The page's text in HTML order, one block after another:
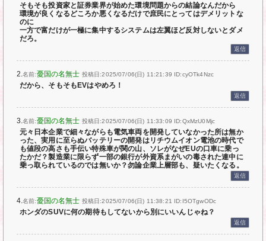
そもそも投資家と証券業界が始めた環境問題からの結論なんだから
環境が良くなるどころか悪くなるだけで庶民にとってはデメリットな
のに
一方で富だけが一極に集中するシステムは左翼ほど反対しないとダメ
だろ。
返信
2.名前:憂国の名無士 投稿日:2025/07/06(日) 11:21:39 ID:cyOTk4Nzc
だから、そもそもEVはやめろ！
返信
3.名前:憂国の名無士 投稿日:2025/07/06(日) 11:33:09 ID:QxMzU0Mjc
元々日本企業で細々ながらも電気車両を開発していなかった所は無か
った、実用に至らぬバッテリーの開発はリチウムイオン電池の時代で
も値段の高さも手伝い特殊車が関の山、ソレがなぜEUの口車に乗っ
たかだ？製造業に限らず一部の銀行が外資系まがいの毒された連中に
乗っ取られているのでは無いか？勿論企業上層部も、疑いたくなる。
返信
4.名前:憂国の名無士 投稿日:2025/07/06(日) 11:38:21 ID:I5OTgwODc
ホンダのSUVに何の期待もしてないから別にいいんじゃね？
返信